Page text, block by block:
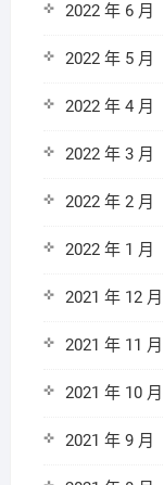
2022 年 6 月
2022 年 5 月
2022 年 4 月
2022 年 3 月
2022 年 2 月
2022 年 1 月
2021 年 12 月
2021 年 11 月
2021 年 10 月
2021 年 9 月